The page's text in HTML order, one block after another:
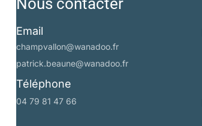
Email
champvallon@wanadoo.fr
patrick.beaune@wanadoo.fr
Téléphone
04 79 81 47 66